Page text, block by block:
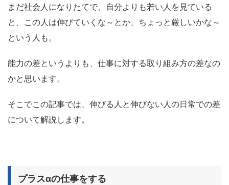
まだ社会人になりたてで、自分よりも若い人を見ている
と、この人は伸びていくな～とか、ちょっと厳しいかな～
という人も。
能力の差というよりも、仕事に対する取り組み方の差なの
かと思います。
そこでこの記事では、伸びる人と伸びない人の日常での差
について解説します。
プラスαの仕事をする